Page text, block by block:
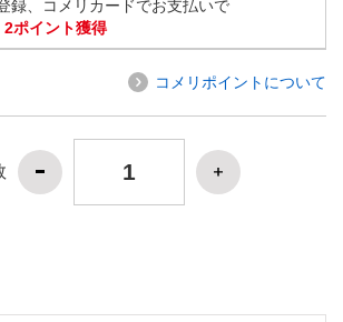
録、コメリカードでお支払いで
2ポイント獲得
コメリポイントについて